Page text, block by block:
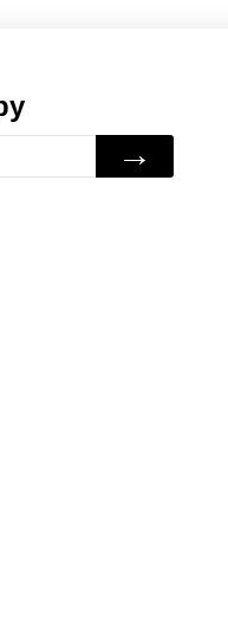
→